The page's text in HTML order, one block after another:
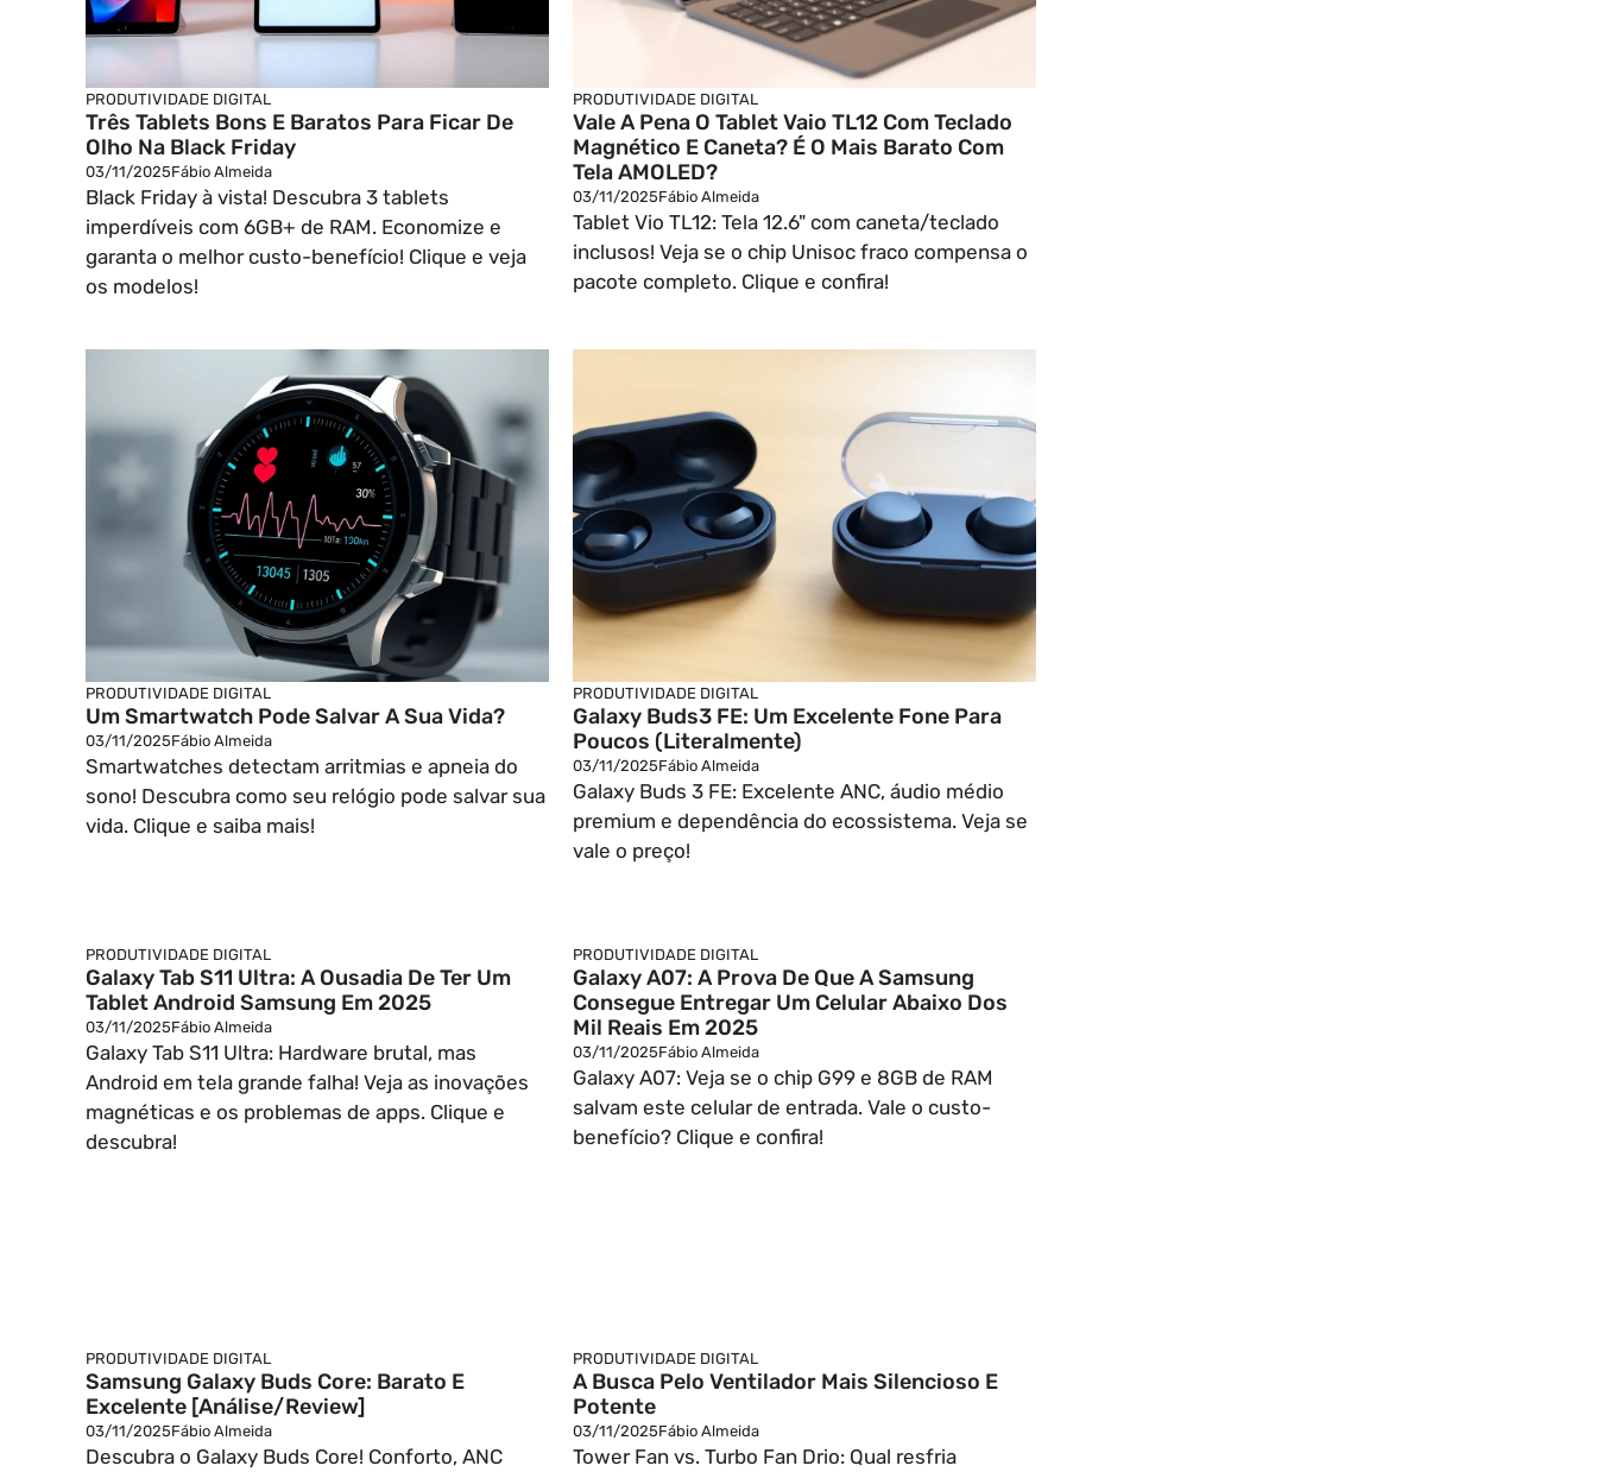
PRODUTIVIDADE DIGITAL
Três Tablets Bons E Baratos Para Ficar De
Olho Na Black Friday
03/11/2025Fábio Almeida
Black Friday à vista! Descubra 3 tablets
imperdíveis com 6GB+ de RAM. Economize e
garanta o melhor custo-benefício! Clique e veja
os modelos!
PRODUTIVIDADE DIGITAL
Vale A Pena O Tablet Vaio TL12 Com Teclado
Magnético E Caneta? É O Mais Barato Com
Tela AMOLED?
03/11/2025Fábio Almeida
Tablet Vio TL12: Tela 12.6" com caneta/teclado
inclusos! Veja se o chip Unisoc fraco compensa o
pacote completo. Clique e confira!
PRODUTIVIDADE DIGITAL
Um Smartwatch Pode Salvar A Sua Vida?
03/11/2025Fábio Almeida
Smartwatches detectam arritmias e apneia do
sono! Descubra como seu relógio pode salvar sua
vida. Clique e saiba mais!
PRODUTIVIDADE DIGITAL
Galaxy Buds3 FE: Um Excelente Fone Para
Poucos (literalmente)
03/11/2025Fábio Almeida
Galaxy Buds 3 FE: Excelente ANC, áudio médio
premium e dependência do ecossistema. Veja se
vale o preço!
PRODUTIVIDADE DIGITAL
Galaxy Tab S11 Ultra: A Ousadia De Ter Um
Tablet Android Samsung Em 2025
03/11/2025Fábio Almeida
Galaxy Tab S11 Ultra: Hardware brutal, mas
Android em tela grande falha! Veja as inovações
magnéticas e os problemas de apps. Clique e
descubra!
PRODUTIVIDADE DIGITAL
Galaxy A07: A Prova De Que A Samsung
Consegue Entregar Um Celular Abaixo Dos
Mil Reais Em 2025
03/11/2025Fábio Almeida
Galaxy A07: Veja se o chip G99 e 8GB de RAM
salvam este celular de entrada. Vale o custo-
benefício? Clique e confira!
PRODUTIVIDADE DIGITAL
Samsung Galaxy Buds Core: Barato E
Excelente [Análise/Review]
03/11/2025Fábio Almeida
Descubra o Galaxy Buds Core! Conforto, ANC
PRODUTIVIDADE DIGITAL
A Busca Pelo Ventilador Mais Silencioso E
Potente
03/11/2025Fábio Almeida
Tower Fan vs. Turbo Fan Drio: Qual resfria